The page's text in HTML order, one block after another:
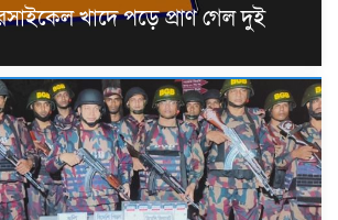
খাদে পড়ে প্রাণ গেল দুই